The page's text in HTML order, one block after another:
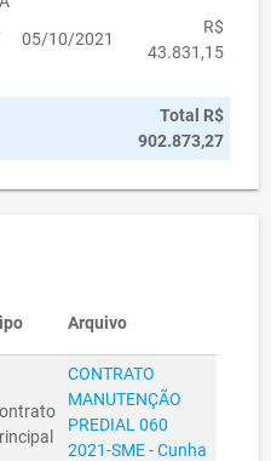
05/10/2021
R$
43.831,15
Total R$
902.873,27
Arquivo
CONTRATO
MANUTENÇÃO
PREDIAL 060
2021-SME - Cunha